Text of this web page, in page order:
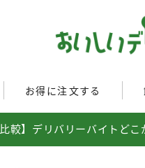
お得に注文する
Uber Eatsの注文ガイド
比較】デリバリーバイトどこ